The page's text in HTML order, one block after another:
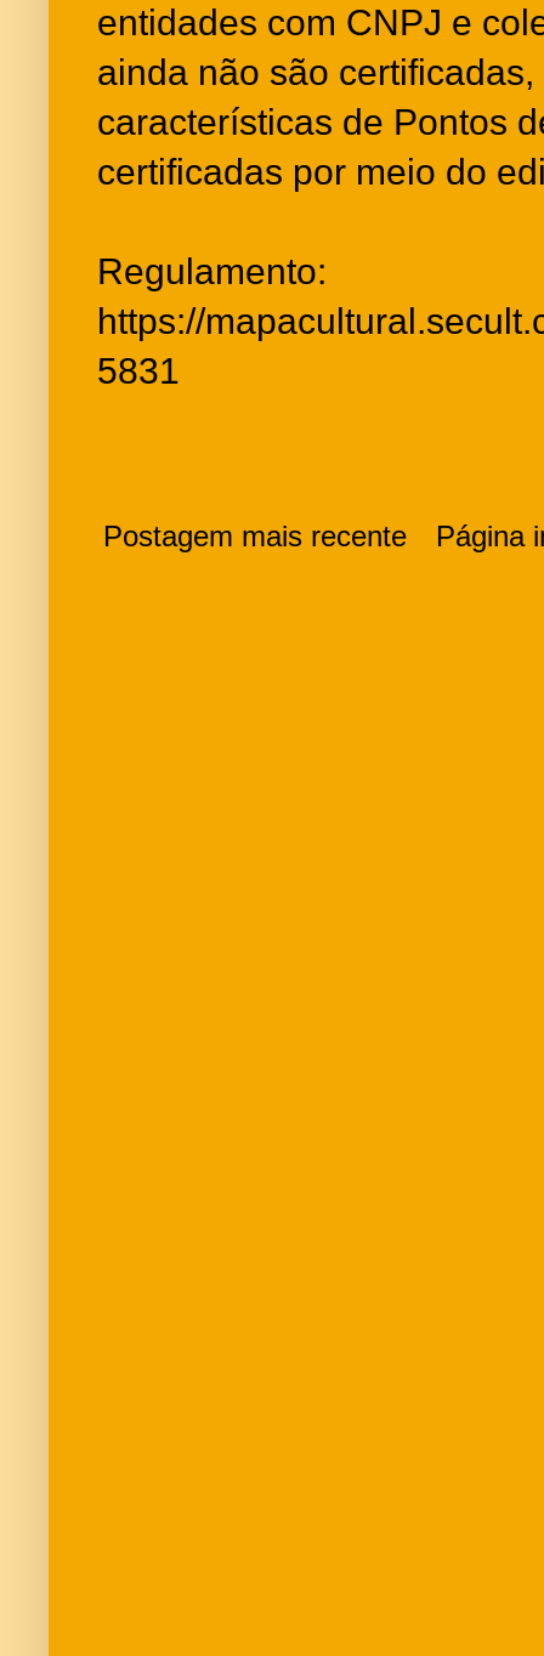
entidades com CNPJ e
ainda não são
características de Pontos
certificadas por meio do
Regulamento:
https://
5831
Postagem mais recente Página